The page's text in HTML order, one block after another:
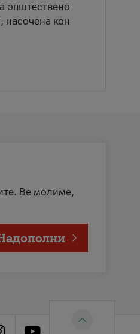
општествено
насочена кон
Ве молиме,